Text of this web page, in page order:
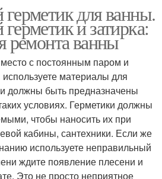
для ванны.
и затирка:
ремонта ванны
с постоянным паром и
материалы для
должны быть предназначены
условиях. Герметики должны
чтобы наносить их при
кабины, сантехники. Если же
используете неправильный
ждите появление плесени и
Это не просто неприятное